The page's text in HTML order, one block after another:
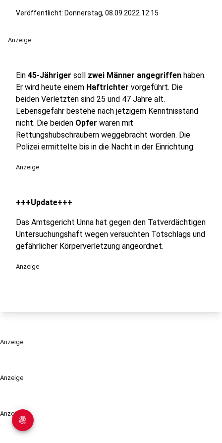
Anzeige
Anzeige
Veröffentlicht: Donnerstag, 08.09.2022 12:15
Anzeige
Ein 45-Jähriger soll zwei Männer angegriffen haben.
Er wird heute einem Haftrichter vorgeführt. Die
beiden Verletzten sind 25 und 47 Jahre alt.
Lebensgefahr bestehe nach jetzigem Kenntnisstand
nicht. Die beiden Opfer waren mit
Rettungshubschraubern weggebracht worden. Die
Polizei ermittelte bis in die Nacht in der Einrichtung.
Anzeige
+++Update+++
Das Amtsgericht Unna hat gegen den Tatverdächtigen
Untersuchungshaft wegen versuchten Totschlags und
gefährlicher Körperverletzung angeordnet.
Anzeige
Anzeige